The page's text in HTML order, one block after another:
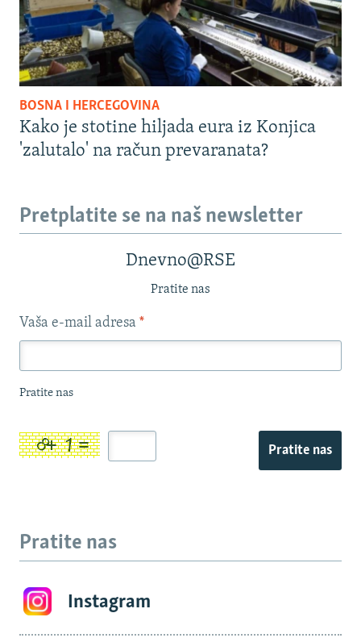
BOSNA I HERCEGOVINA
Kako je stotine hiljada eura iz Konjica
'zalutalo' na račun prevaranata?
Pretplatite se na naš newsletter
Dnevno@RSE
Pratite nas
Vaša e-mail adresa *
Pratite nas
Pratite nas
Pratite nas
Instagram